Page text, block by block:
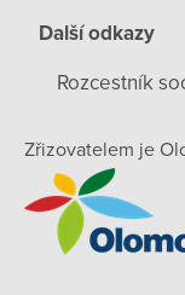
Další odkazy
Rozcestník
Zřizovatelem je